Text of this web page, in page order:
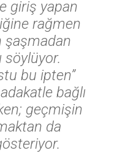
giriş yapan
rağmen
şaşmadan
söylüyor.
bu ipten”
bağlı
geçmişin
da